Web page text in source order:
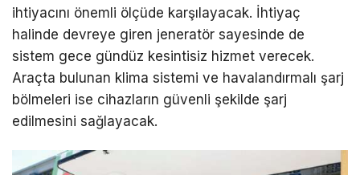
ihtiyacını önemli ölçüde karşılayacak. İhtiyaç
halinde devreye giren jeneratör sayesinde de
sistem gece gündüz kesintisiz hizmet verecek.
Araçta bulunan klima sistemi ve havalandırmalı şarj
bölmeleri ise cihazların güvenli şekilde şarj
edilmesini sağlayacak.